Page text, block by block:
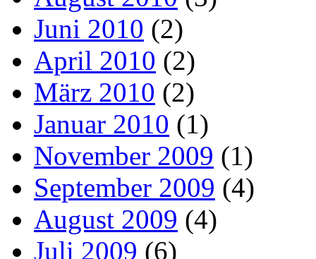
Juni 2010 (2)
April 2010 (2)
März 2010 (2)
Januar 2010 (1)
November 2009 (1)
September 2009 (4)
August 2009 (4)
Juli 2009 (6)